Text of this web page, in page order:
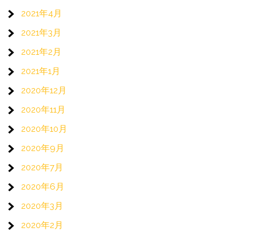
2021年4月
2021年3月
2021年2月
2021年1月
2020年12月
2020年11月
2020年10月
2020年9月
2020年7月
2020年6月
2020年3月
2020年2月